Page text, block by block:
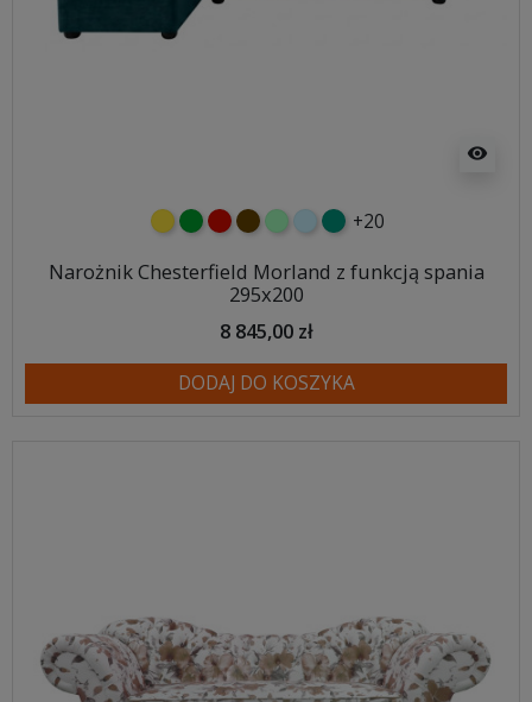
visibility
żółtyzielonyczerwony
czekoladowy
miętowybłękitny
turkusowy
+20
Narożnik Chesterfield Morland z funkcją spania
295x200
8 845,00 zł
DODAJ DO KOSZYKA